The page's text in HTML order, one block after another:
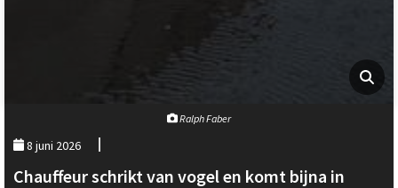
Ralph Faber
8 juni 2026
Chauffeur schrikt van vogel en komt bijna in